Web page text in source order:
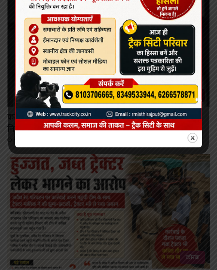
कोरबा/कटघोरा
कटघोरा में पहली बार मनोरोग एवं त्वचा रोग विशेषज्ञों की
नि:शुल्क ओपीडी 11 अगस्त को
कोरबा